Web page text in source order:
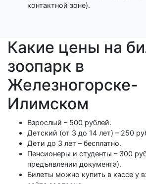
контактной зоне).
Какие цены на
зоопарк в
Железногорске-
Илимском
Взрослый – 500 рублей.
Детский (от 3 до 14 лет) – 250
Дети до 3 лет – бесплатно.
Пенсионеры и студенты – 300
предъявлении документа).
Билеты можно купить в кассе у